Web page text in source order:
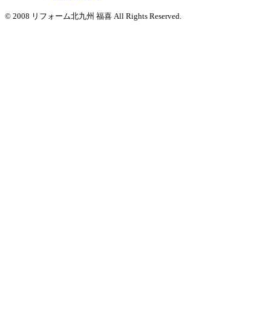
© 2008 リフォーム北九州 福喜 All Rights Reserved.